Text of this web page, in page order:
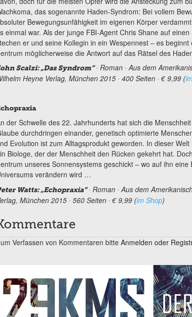
das sogenannte Haden-Syndrom: Bei vollem
Bewegungsunfähigkeit im eigenen Körper
einmal war. Als der junge FBI-Agent Chris Shane auf
er und seine Kollegin in ein Wespennest – es
möglicherweise die Antwort auf das Rätsel des
Scalzi: „Das Syndrom“ ∙ Roman ∙ Aus dem
Heyne Verlag, München 2015 ∙ 400 Seiten ∙ € 9,99 (
der Schwelle des 22. Jahrhunderts hat sich die
durchdringen einander, genetisch optimierte
Evolution ist zum Alltagsprodukt geworden. In dieser
Biologe, der der Menschheit den Rücken gekehrt hat.
unseres Sonnensystems geschickt – wo auf ihn
verändern wird …
Watts: „Echopraxia“∙ Roman ∙ Aus dem
München 2015 ∙ 560 Seiten ∙ € 9,99 (im Shop)
Verfassen von Kommentaren bitteAnmelden oder